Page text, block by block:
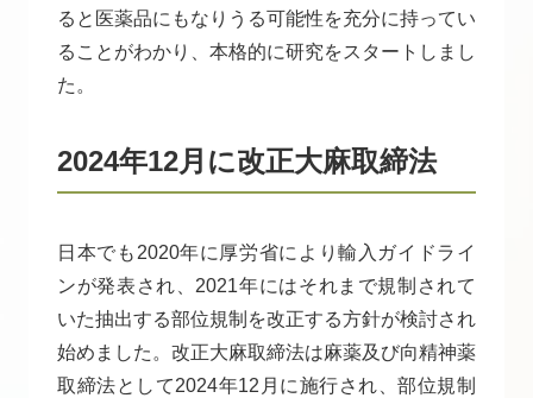
ると医薬品にもなりうる可能性を充分に持ってい
ることがわかり、本格的に研究をスタートしまし
た。
2024年12月に改正大麻取締法
日本でも2020年に厚労省により輸入ガイドライ
ンが発表され、2021年にはそれまで規制されて
いた抽出する部位規制を改正する方針が検討され
始めました。改正大麻取締法は麻薬及び向精神薬
取締法として2024年12月に施行され、部位規制